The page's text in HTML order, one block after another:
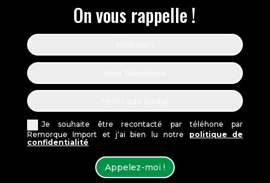
On vous rappelle !
Je souhaite être recontacté par téléhone par
Remorque Import et j'ai bien lu notre politique de
confidentialité
Appelez-moi !